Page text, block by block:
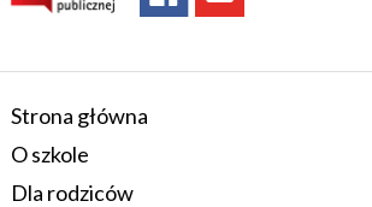
Strona główna
O szkole
Dla rodziców